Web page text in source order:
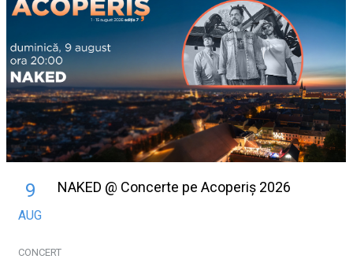
9
AUG
NAKED @ Concerte pe Acoperiș 2026
CONCERT